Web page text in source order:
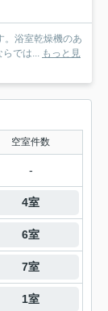
。浴室乾燥機のあ
では...
もっと見
空室件数
-
4室
6室
7室
1室